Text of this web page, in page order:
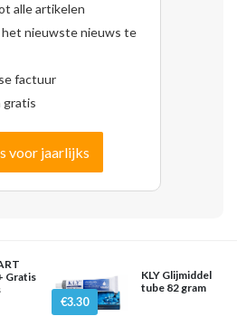
alle artikelen
het nieuwste nieuws te
factuur
gratis
voor jaarlijks
Gratis
€3.30
KLY Glijmiddel
tube 82 gram